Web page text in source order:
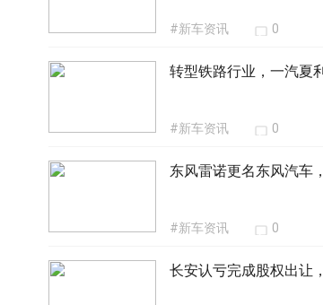
#新车资讯 0
转型铁路行业，一汽夏
#新车资讯 0
东风雷诺更名东风汽车
#新车资讯 0
长安认亏完成股权出让